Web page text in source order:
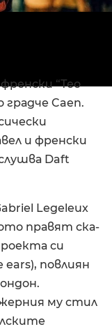
“Тео
Caen.
и френски
Daft
Legeleux
правят ска-
си
ears), повлиян
му стил